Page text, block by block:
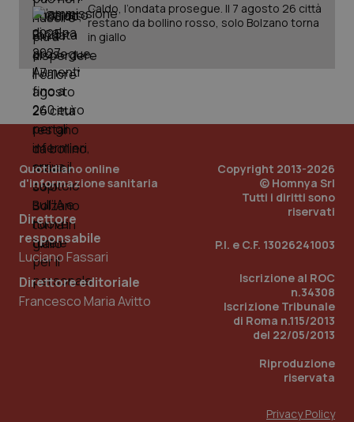
Caldo, l’ondata prosegue. Il 7 agosto 26 città
restano da bollino rosso, solo Bolzano torna
in giallo
Quotidiano online
d'informazione sanitaria
Direttore
responsabile
Luciano Fassari
Direttore editoriale
Francesco Maria Avitto
Copyright 2013-2026
© Homnya Srl
Tutti i diritti sono
riservati
P.I. e C.F. 13026241003
Iscrizione al ROC
n.34308
Iscrizione Tribunale
di Roma n.115/2013
del 22/05/2013
Riproduzione
riservata
Privacy Policy
PHPSESSID
PHP.net
www.quotidianosanita.it